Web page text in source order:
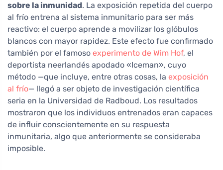
sobre la inmunidad. La exposición repetida del cuerpo
al frío entrena al sistema inmunitario para ser más
reactivo: el cuerpo aprende a movilizar los glóbulos
blancos con mayor rapidez. Este efecto fue confirmado
también por el famoso experimento de Wim Hof, el
deportista neerlandés apodado «Iceman», cuyo
método —que incluye, entre otras cosas, la exposición
al frío— llegó a ser objeto de investigación científica
seria en la Universidad de Radboud. Los resultados
mostraron que los individuos entrenados eran capaces
de influir conscientemente en su respuesta
inmunitaria, algo que anteriormente se consideraba
imposible.